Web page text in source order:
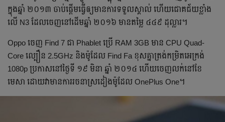
ក្នុង​ឆ្នាំ ២០១៣ ចាប់ផ្តើមធ្វើ​ឲ្យ​មានការ​ទទួល​ស្គាល់​ ហើយ​ជោគជ័យ​ខ្លាំង​
លើ N3 ដែល​ចេញ​នៅ​ដើម​ឆ្នាំ ២០១៦ មាន​តម្លៃ ៤៤៩ ដុល្លារ។
Oppo ចេញ Find 7 ជា​ Phablet ​ប្រើ RAM 3GB មាន CPU Quad-
Core ល្បឿន 2.5GHz និង​ម៉ូដែល Find Fa ខុស​គ្នា​ត្រង់​កម្រិត​អេក្រង់
1080p ប្រកាស​នៅ​ថ្ងៃ​ទី ១៩ មិនា ឆ្នាំ ២០១៤ ហើយ​ចេញ​លក់​នៅ​ខែ​
មេសា ដោយ​វា​មាន​ការ​រចនា​ស្រដៀង​ម៉ូដែល OnePlus One។​